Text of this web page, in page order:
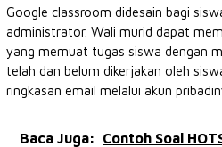
Google classroom didesain bagi
administrator. Wali murid dapat
yang memuat tugas siswa dengan
telah dan belum dikerjakan oleh
ringkasan email melalui akun
Baca Juga:
Contoh Soal